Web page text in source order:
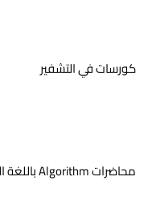
كورسات في التشفير
محاضرات Algorithm باللغة العربية